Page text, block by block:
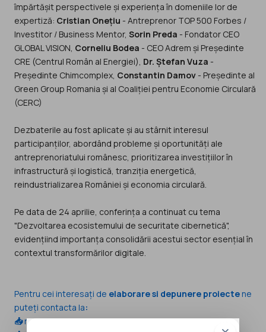
împărtășit perspectivele și experiența în domeniile lor de
expertiză: Cristian Onețiu - Antreprenor TOP 500 Forbes /
Investitor / Business Mentor, Sorin Preda - Fondator CEO
GLOBAL VISION, Corneliu Bodea - CEO Adrem și Președinte
CRE (Centrul Român al Energiei), Dr. Ștefan Vuza -
Președinte Chimcomplex, Constantin Damov - Președinte al
Green Group Romania și al Coaliției pentru Economie Circulară
(CERC)
Dezbaterile au fost aplicate și au stârnit interesul
participanților, abordând probleme și oportunități ale
antreprenoriatului românesc, prioritizarea investițiilor în
infrastructură și logistică, tranziția energetică,
reindustrializarea României și economia circulară.
Pe data de 24 aprilie, conferința a continuat cu tema
"Dezvoltarea ecosistemului de securitate cibernetică",
evidențiind importanța consolidării acestui sector esențial în
contextul transformărilor digitale.
Pentru cei interesați de elaborare si depunere proiectene
puteți contacta la:
📥nicoleta.joc@inafaceri.ro /📞0722 155 514